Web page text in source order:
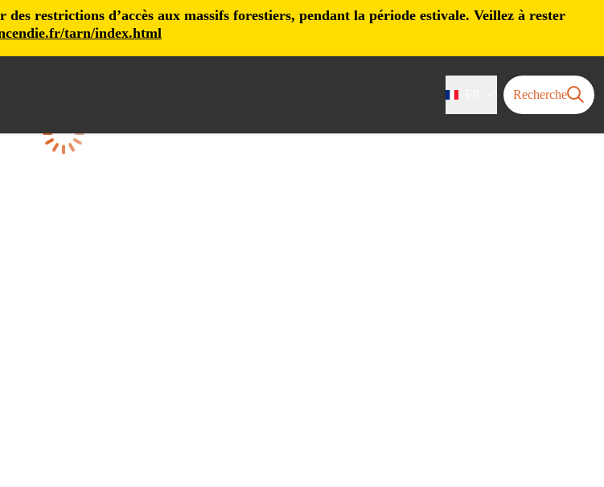
restrictions d’accès aux massifs forestiers, pendant la période estivale. Veillez à rester
tarn/index.html
Recherche
Chargement